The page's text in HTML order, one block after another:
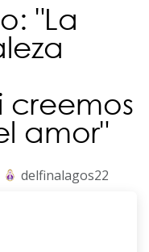
"La
creemos
amor"
delfinalagos22